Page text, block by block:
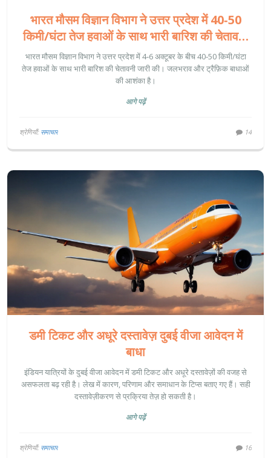
भारत मौसम विज्ञान विभाग ने उत्तर प्रदेश में 40‑50
किमी/घंटा तेज हवाओं के साथ भारी बारिश की चेतावनी
जारी की
भारत मौसम विज्ञान विभाग ने उत्तर प्रदेश में 4‑6 अक्टूबर के बीच 40‑50 किमी/घंटा
तेज हवाओं के साथ भारी बारिश की चेतावनी जारी की। जलभराव और ट्रैफ़िक बाधाओं
की आशंका है।
आगे पढ़ें
श्रेणियाँ: समाचार 14
डमी टिकट और अधूरे दस्तावेज़ दुबई वीजा आवेदन में
बाधा
इंडियन यात्रियों के दुबई वीजा आवेदन में डमी टिकट और अधूरे दस्तावेज़ों की वजह से
असफलता बढ़ रही है। लेख में कारण, परिणाम और समाधान के टिप्स बताए गए हैं। सही
दस्तावेज़ीकरण से प्रक्रिया तेज़ हो सकती है।
आगे पढ़ें
श्रेणियाँ: समाचार 16